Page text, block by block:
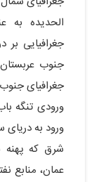
الحدیده
جغرافیایی
جنوب
جغرافیای
ورودی تنگه
ورود به دریای
شرق که پهنه
عمان، منابع